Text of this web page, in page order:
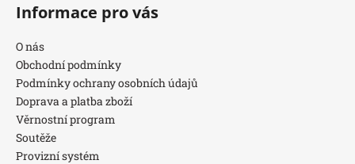
Informace pro vás
O nás
Obchodní podmínky
Podmínky ochrany osobních údajů
Doprava a platba zboží
Věrnostní program
Soutěže
Provizní systém